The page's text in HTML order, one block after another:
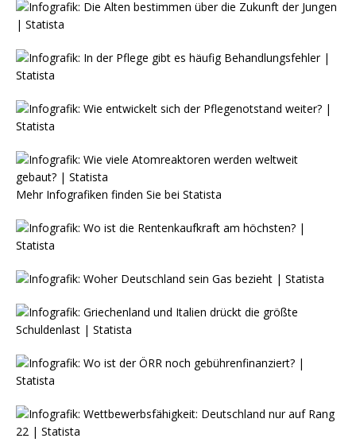
Mehr Infografiken finden Sie bei Statista